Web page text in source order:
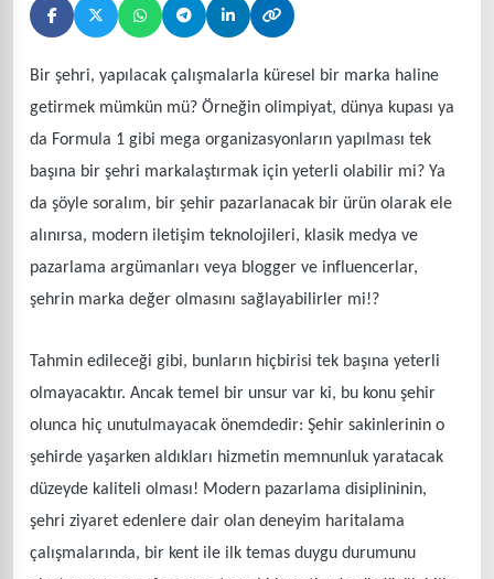
Bir şehri, yapılacak çalışmalarla küresel bir marka haline
getirmek mümkün mü? Örneğin olimpiyat, dünya kupası ya
da Formula 1 gibi mega organizasyonların yapılması tek
başına bir şehri markalaştırmak için yeterli olabilir mi? Ya
da şöyle soralım, bir şehir pazarlanacak bir ürün olarak ele
alınırsa, modern iletişim teknolojileri, klasik medya ve
pazarlama argümanları veya blogger ve influencerlar,
şehrin marka değer olmasını sağlayabilirler mi!?
Tahmin edileceği gibi, bunların hiçbirisi tek başına yeterli
olmayacaktır. Ancak temel bir unsur var ki, bu konu şehir
olunca hiç unutulmayacak önemdedir: Şehir sakinlerinin o
şehirde yaşarken aldıkları hizmetin memnunluk yaratacak
düzeyde kaliteli olması! Modern pazarlama disiplininin,
şehri ziyaret edenlere dair olan deneyim haritalama
çalışmalarında, bir kent ile ilk temas duygu durumunu